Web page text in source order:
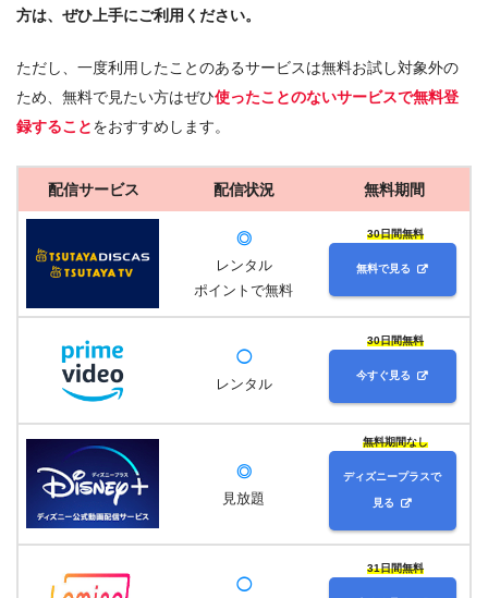
方は、ぜひ上手にご利用ください。
ただし、一度利用したことのあるサービスは無料お試し対象外の
ため、無料で見たい方はぜひ使ったことのないサービスで無料登
録することをおすすめします。
配信サービス 配信状況 無料期間
◎
レンタル
ポイントで無料
30日間無料
無料で見る
◯
レンタル
30日間無料
今すぐ見る
◎
見放題
無料期間なし
ディズニープラスで
見る
◯
31日間無料